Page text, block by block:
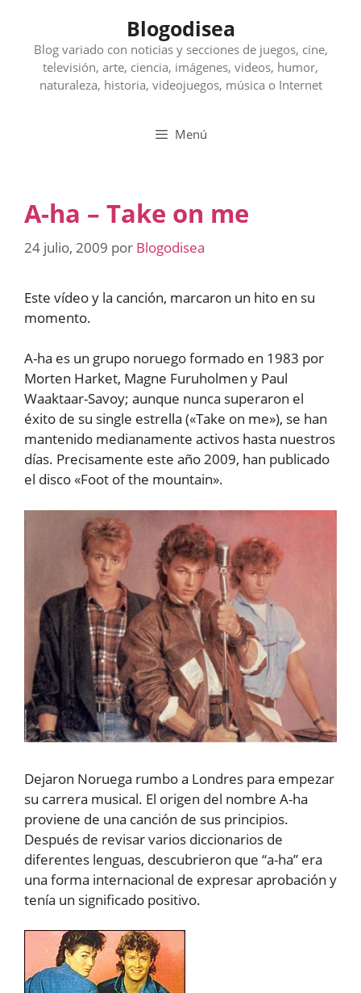
contenido
Blogodisea
Blog variado con noticias y secciones de juegos, cine,
televisión, arte, ciencia, imágenes, videos, humor,
naturaleza, historia, videojuegos, música o Internet
Menú
A-ha – Take on me
24 julio, 2009 por Blogodisea
Este vídeo y la canción, marcaron un hito en su
momento.
A-ha es un grupo noruego formado en 1983 por
Morten Harket, Magne Furuholmen y Paul
Waaktaar-Savoy; aunque nunca superaron el
éxito de su single estrella («Take on me»), se han
mantenido medianamente activos hasta nuestros
días. Precisamente este año 2009, han publicado
el disco «Foot of the mountain».
Dejaron Noruega rumbo a Londres para empezar
su carrera musical. El origen del nombre A-ha
proviene de una canción de sus principios.
Después de revisar varios diccionarios de
diferentes lenguas, descubrieron que “a-ha” era
una forma internacional de expresar aprobación y
tenía un significado positivo.